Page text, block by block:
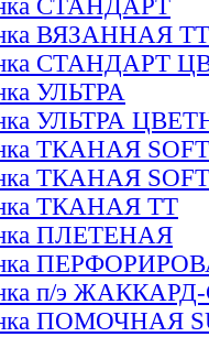
СТАНДАРТ
ВЯЗАННАЯ
СТАНДАРТ
УЛЬТРА
УЛЬТРА
ТКАНАЯ SOFT
ТКАНАЯ
ТКАНАЯ ТТ
ПЛЕТЕНАЯ
п/э
ПОМОЧНАЯ